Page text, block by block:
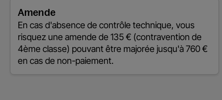
Amende
En cas d'absence de contrôle technique, vous
risquez une amende de 135 € (contravention de
4ème classe) pouvant être majorée jusqu'à 760 €
en cas de non-paiement.